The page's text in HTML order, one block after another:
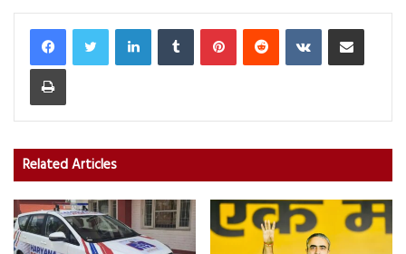
LinkedInTumblr PinterestReddit VKontakteShare via Email
Print
Related Articles